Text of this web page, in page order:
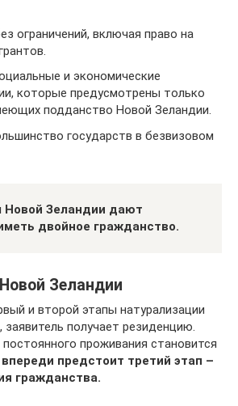
ограничений, включая право на
и экономические
которые предусмотрены только
подданство Новой Зеландии.
государств в безвизовом
Новой Зеландии дают
двойное гражданство.
Зеландии
и второй этапы натурализации
получает резиденцию.
проживания становится
предстоит третий этап –
гражданства.